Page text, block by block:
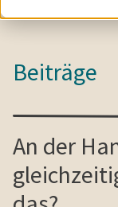
Beiträge
An der